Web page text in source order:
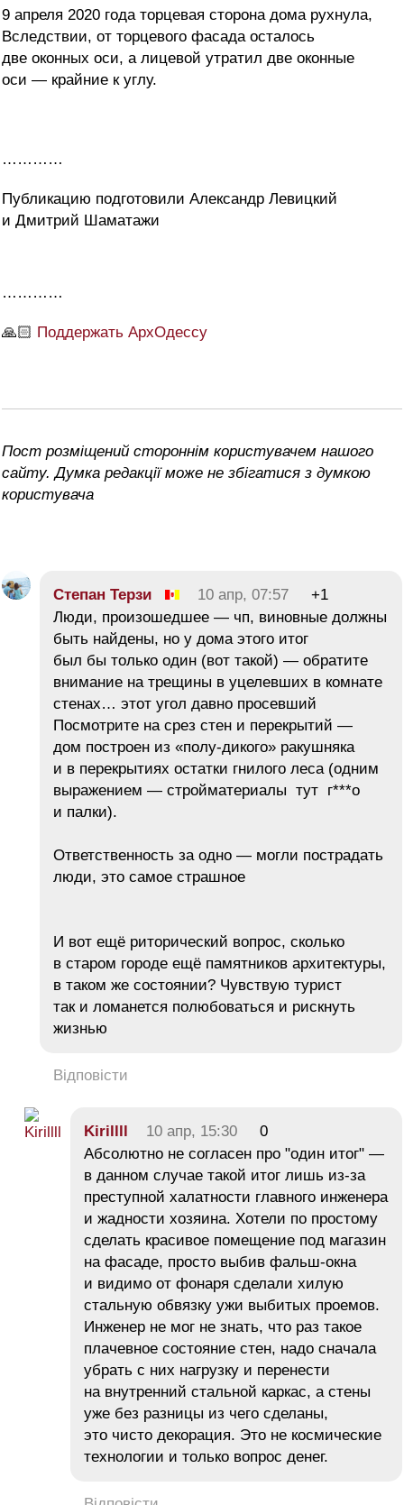
9 апреля 2020 года торцевая сторона дома рухнула,
Вследствии, от торцевого фасада осталось
две оконных оси, а лицевой утратил две оконные
оси — крайние к углу.
…………
Публикацию подготовили Александр Левицкий
и Дмитрий Шаматажи
…………
🙏🏻 Поддержать АрхОдессу
Пост розміщений стороннім користувачем нашого
сайту. Думка редакції може не збігатися з думкою
користувача
Степан Терзи 10 апр, 07:57
+1
Люди, произошедшее — чп, виновные должны
быть найдены, но у дома этого итог
был бы только один (вот такой) — обратите
внимание на трещины в уцелевших в комнате
стенах… этот угол давно просевший
Посмотрите на срез стен и перекрытий —
дом построен из «полу-дикого» ракушняка
и в перекрытиях остатки гнилого леса (одним
выражением — стройматериалы тут г***о
и палки).
Ответственность за одно — могли пострадать
люди, это самое страшное
И вот ещё риторический вопрос, сколько
в старом городе ещё памятников архитектуры,
в таком же состоянии? Чувствую турист
так и ломанется полюбоваться и рискнуть
жизнью
Відповісти
Kirillll 10 апр, 15:30
0
Абсолютно не согласен про "один итог" —
в данном случае такой итог лишь из-за
преступной халатности главного инженера
и жадности хозяина. Хотели по простому
сделать красивое помещение под магазин
на фасаде, просто выбив фальш-окна
и видимо от фонаря сделали хилую
стальную обвязку ужи выбитых проемов.
Инженер не мог не знать, что раз такое
плачевное состояние стен, надо сначала
убрать с них нагрузку и перенести
на внутренний стальной каркас, а стены
уже без разницы из чего сделаны,
это чисто декорация. Это не космические
технологии и только вопрос денег.